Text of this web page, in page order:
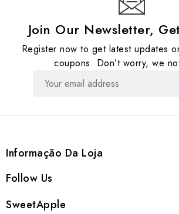
Join Our Newsletter,
Register now to get latest updates
coupons. Don’t worry, we
Informação Da Loja
Follow Us
SweetApple